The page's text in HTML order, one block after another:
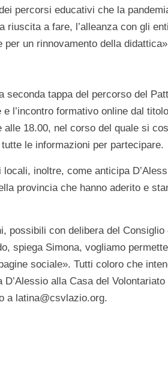
percorsi educativi che la
riuscita a fare, l’alleanza con gli
un rinnovamento della
seconda tappa del percorso del
l’incontro formativo online dal
18.00, nel corso del quale si
le informazioni per partecipare.
inoltre, come anticipa
provincia che hanno aderito e
possibili con delibera del Consiglio
spiega Simona, vogliamo
sociale». Tutti coloro che
alla Casa del
a latina@csvlazio.org.